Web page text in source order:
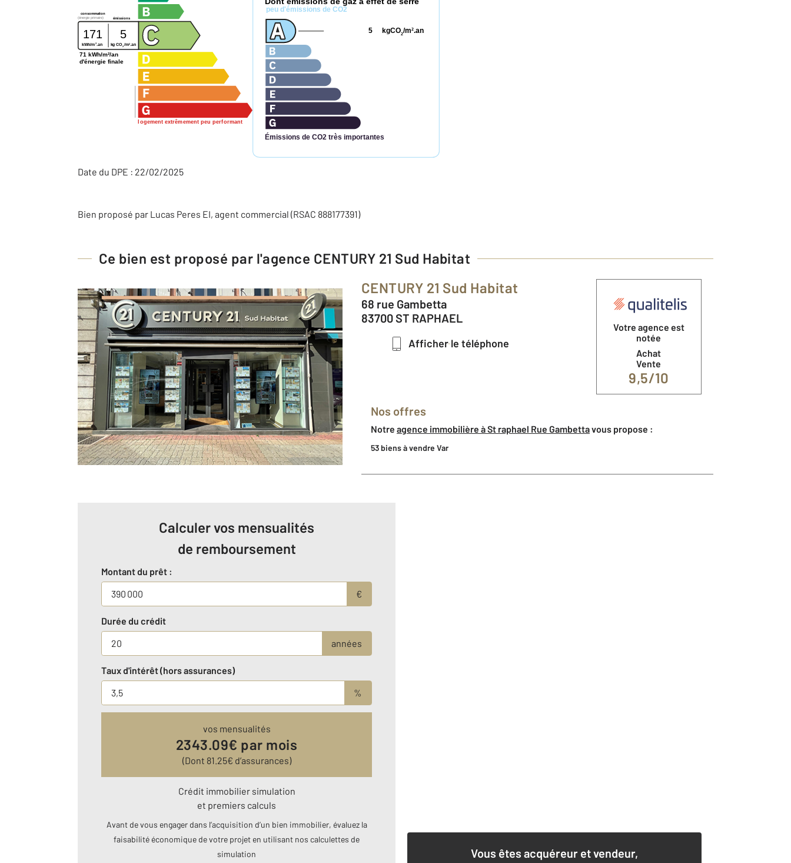
logement extrêmement peu performant
consommation
émissions
(énergie primaire)
171 5
kWh/m 2 .an kg CO2/m2 .an
71 kWh/m²/an
d'énergie finale
peu d'émissions de CO2
Émissions de CO2 très importantes
kgCO2/m2.an
5
Date du DPE : 22/02/2025
Bien proposé par Lucas Peres EI, agent commercial (RSAC 888177391)
Ce bien est proposé par l'agence CENTURY 21 Sud Habitat
CENTURY 21 Sud Habitat
68 rue Gambetta
83700 ST RAPHAEL
Afficher le téléphone
Votre agence est
notée
Achat
Vente
9,5/10
Nos offres
Notre agence immobilière à St raphael Rue Gambettavous propose :
53 biens à vendre Var
Calculer vos mensualités
de remboursement
Montant du prêt :
€
Durée du crédit
années
Taux d'intérêt (hors assurances)
%
vos mensualités
2343.09€ par mois
(Dont 81.25€ d’assurances)
Crédit immobilier simulation
et premiers calculs
Avant de vous engager dans l’acquisition d’un bien immobilier, évaluez la
faisabilité économique de votre projet en utilisant nos calculettes de
simulation
Vous êtes acquéreur et vendeur,